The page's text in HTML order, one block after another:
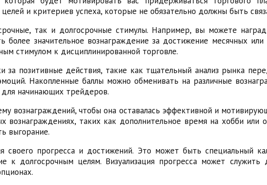
и критериев успеха, которые не обязательно должны быть
так и долгосрочные стимулы. Например, вы можете
более значительное вознаграждение за достижение месячных
стимулом к дисциплинированной торговле.
за позитивные действия, такие как тщательный анализ рынка
Накопленные баллы можно обменивать на различные
для начинающих трейдеров.
вознаграждений, чтобы она оставалась эффективной и
таких как дополнительное время на хобби или
выгорание.
своего прогресса и достижений. Это может быть специальный
к долгосрочным целям. Визуализация прогресса может